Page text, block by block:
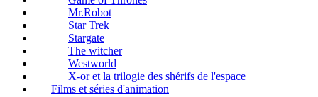
Mr.Robot
Star Trek
Stargate
The witcher
Westworld
X-or et la trilogie des shérifs de l'espace
Films et séries d'animation